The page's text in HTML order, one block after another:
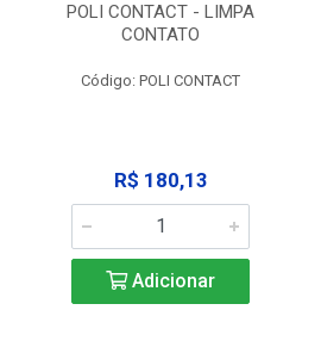
POLI CONTACT - LIMPA
CONTATO
Código: POLI CONTACT
R$ 180,13
Adicionar